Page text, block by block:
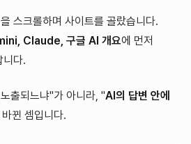
스크롤하며 사이트를 골랐습니다.
Claude, 구글 AI 개요에 먼저
니다.
출되느냐"가 아니라, "AI의 답변 안에
뀐 셈입니다.